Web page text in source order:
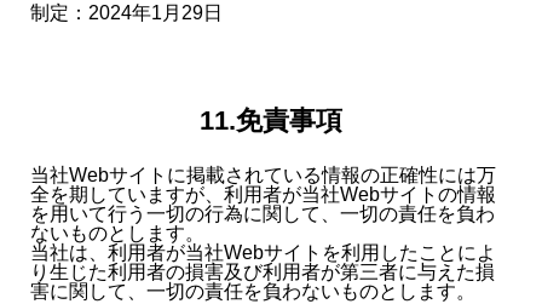
制定：2024年1月29日
11.免責事項
当社Webサイトに掲載されている情報の正確性には万
全を期していますが、利用者が当社Webサイトの情報
を用いて行う一切の行為に関して、一切の責任を負わ
ないものとします。
当社は、利用者が当社Webサイトを利用したことによ
り生じた利用者の損害及び利用者が第三者に与えた損
害に関して、一切の責任を負わないものとします。